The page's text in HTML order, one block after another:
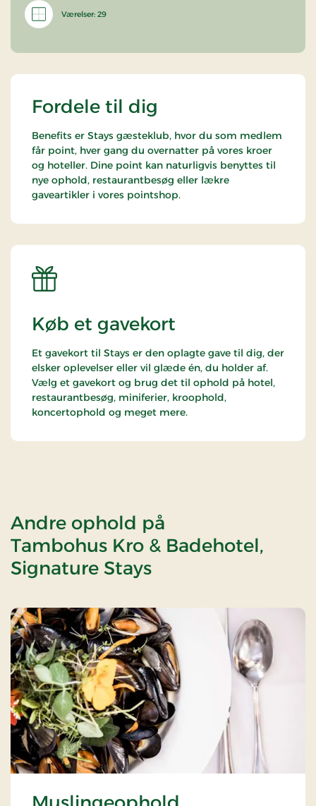
Værelser: 29
Fordele til dig
Benefits er Stays gæsteklub, hvor du som medlem
får point, hver gang du overnatter på vores kroer
og hoteller. Dine point kan naturligvis benyttes til
nye ophold, restaurantbesøg eller lækre
gaveartikler i vores pointshop.
Køb et gavekort
Et gavekort til Stays er den oplagte gave til dig, der
elsker oplevelser eller vil glæde én, du holder af.
Vælg et gavekort og brug det til ophold på hotel,
restaurantbesøg, miniferier, kroophold,
koncertophold og meget mere.
Andre ophold på
Tambohus Kro & Badehotel,
Signature Stays